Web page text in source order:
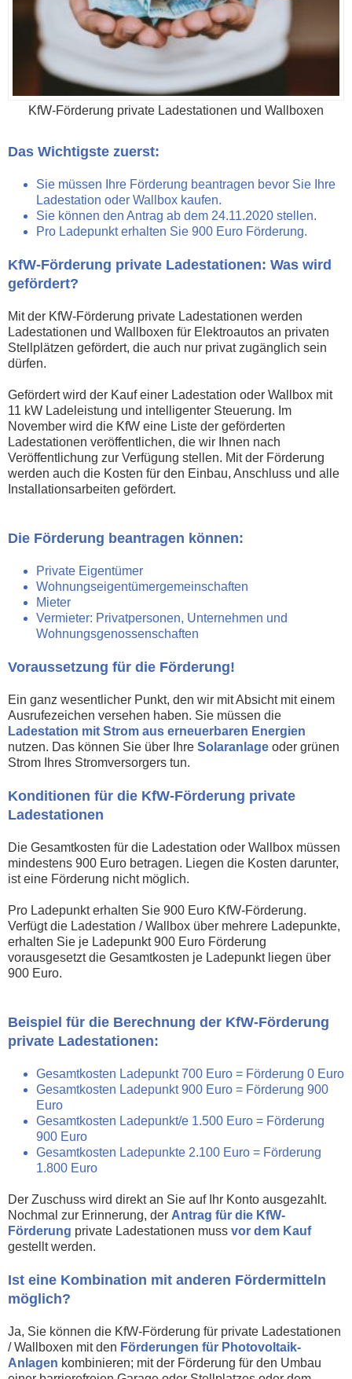
KfW-Förderung private Ladestationen und Wallboxen
Das Wichtigste zuerst:
Sie müssen Ihre Förderung beantragen bevor Sie Ihre
Ladestation oder Wallbox kaufen.
Sie können den Antrag ab dem 24.11.2020 stellen.
Pro Ladepunkt erhalten Sie 900 Euro Förderung.
KfW-Förderung private Ladestationen: Was wird
gefördert?
Mit der KfW-Förderung private Ladestationen werden
Ladestationen und Wallboxen für Elektroautos an privaten
Stellplätzen gefördert, die auch nur privat zugänglich sein
dürfen.
Gefördert wird der Kauf einer Ladestation oder Wallbox mit
11 kW Ladeleistung und intelligenter Steuerung. Im
November wird die KfW eine Liste der geförderten
Ladestationen veröffentlichen, die wir Ihnen nach
Veröffentlichung zur Verfügung stellen. Mit der Förderung
werden auch die Kosten für den Einbau, Anschluss und alle
Installationsarbeiten gefördert.
Die Förderung beantragen können:
Private Eigentümer
Wohnungseigentümergemeinschaften
Mieter
Vermieter: Privatpersonen, Unternehmen und
Wohnungsgenossenschaften
Voraussetzung für die Förderung!
Ein ganz wesentlicher Punkt, den wir mit Absicht mit einem
Ausrufezeichen versehen haben. Sie müssen die
Ladestation mit Strom aus erneuerbaren Energien
nutzen. Das können Sie über Ihre Solaranlage oder grünen
Strom Ihres Stromversorgers tun.
Konditionen für die KfW-Förderung private
Ladestationen
Die Gesamtkosten für die Ladestation oder Wallbox müssen
mindestens 900 Euro betragen. Liegen die Kosten darunter,
ist eine Förderung nicht möglich.
Pro Ladepunkt erhalten Sie 900 Euro KfW-Förderung.
Verfügt die Ladestation / Wallbox über mehrere Ladepunkte,
erhalten Sie je Ladepunkt 900 Euro Förderung
vorausgesetzt die Gesamtkosten je Ladepunkt liegen über
900 Euro.
Beispiel für die Berechnung der KfW-Förderung
private Ladestationen:
Gesamtkosten Ladepunkt 700 Euro = Förderung 0 Euro
Gesamtkosten Ladepunkt 900 Euro = Förderung 900
Euro
Gesamtkosten Ladepunkt/e 1.500 Euro = Förderung
900 Euro
Gesamtkosten Ladepunkte 2.100 Euro = Förderung
1.800 Euro
Der Zuschuss wird direkt an Sie auf Ihr Konto ausgezahlt.
Nochmal zur Erinnerung, der Antrag für die KfW-
Förderung private Ladestationen muss vor dem Kauf
gestellt werden.
Ist eine Kombination mit anderen Fördermitteln
möglich?
Ja, Sie können die KfW-Förderung für private Ladestationen
/ Wallboxen mit den Förderungen für Photovoltaik-
Anlagen kombinieren; mit der Förderung für den Umbau